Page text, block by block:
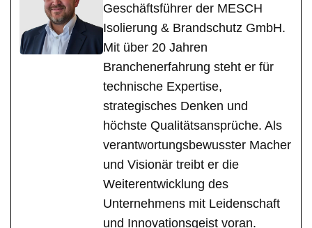
Geschäftsführer der MESCH
Isolierung & Brandschutz GmbH.
Mit über 20 Jahren
Branchenerfahrung steht er für
technische Expertise,
strategisches Denken und
höchste Qualitätsansprüche. Als
verantwortungsbewusster Macher
und Visionär treibt er die
Weiterentwicklung des
Unternehmens mit Leidenschaft
und Innovationsgeist voran.